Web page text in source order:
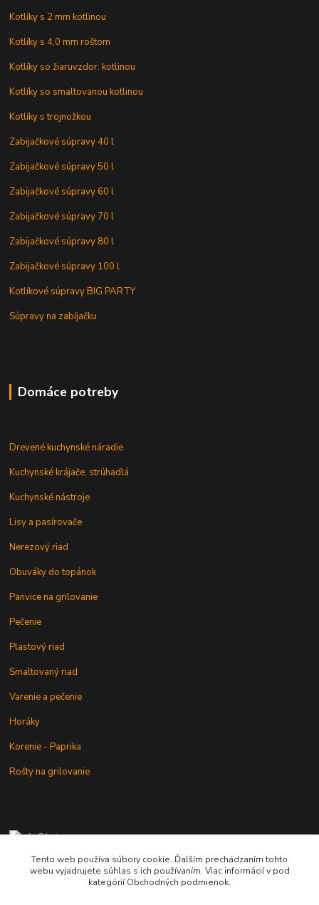
Kotlíky s 2 mm kotlinou
Kotlíky s 4,0 mm roštom
Kotlíky so žiaruvzdor. kotlinou
Kotlíky so smaltovanou kotlinou
Kotlíky s trojnožkou
Zabijačkové súpravy 40 l
Zabijačkové súpravy 50 l
Zabijačkové súpravy 60 l
Zabijačkové súpravy 70 l
Zabijačkové súpravy 80 l
Zabijačkové súpravy 100 l
Kotlíkové súpravy BIG PARTY
Súpravy na zabíjačku
Domáce potreby
Drevené kuchynské náradie
Kuchynské krájače, strúhadlá
Kuchynské nástroje
Lisy a pasírovače
Nerezový riad
Obuváky do topánok
Panvice na grilovanie
Pečenie
Plastový riad
Smaltovaný riad
Varenie a pečenie
Horáky
Korenie - Paprika
Rošty na grilovanie
+421 902 212 007
od 8:00 - do 16:00 hod
Tento web používa súbory cookie. Ďalším prechádzaním tohto
webu vyjadrujete súhlas s ich používaním. Viac informácií v pod
kategórií Obchodných podmienok.